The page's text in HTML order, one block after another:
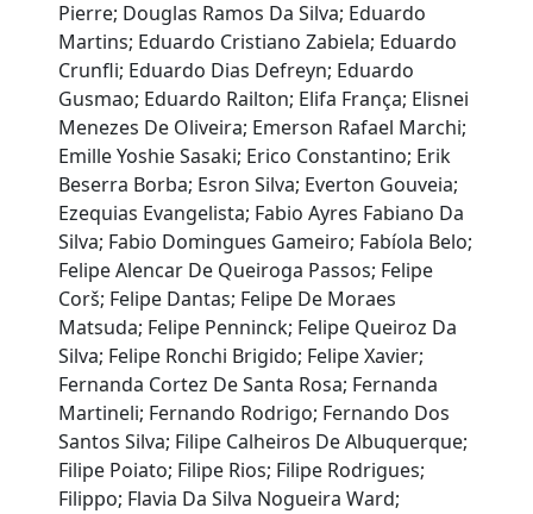
Pierre; Douglas Ramos Da Silva; Eduardo
Martins; Eduardo Cristiano Zabiela; Eduardo
Crunfli; Eduardo Dias Defreyn; Eduardo
Gusmao; Eduardo Railton; Elifa França; Elisnei
Menezes De Oliveira; Emerson Rafael Marchi;
Emille Yoshie Sasaki; Erico Constantino; Erik
Beserra Borba; Esron Silva; Everton Gouveia;
Ezequias Evangelista; Fabio Ayres Fabiano Da
Silva; Fabio Domingues Gameiro; Fabíola Belo;
Felipe Alencar De Queiroga Passos; Felipe
Corš; Felipe Dantas; Felipe De Moraes
Matsuda; Felipe Penninck; Felipe Queiroz Da
Silva; Felipe Ronchi Brigido; Felipe Xavier;
Fernanda Cortez De Santa Rosa; Fernanda
Martineli; Fernando Rodrigo; Fernando Dos
Santos Silva; Filipe Calheiros De Albuquerque;
Filipe Poiato; Filipe Rios; Filipe Rodrigues;
Filippo; Flavia Da Silva Nogueira Ward;